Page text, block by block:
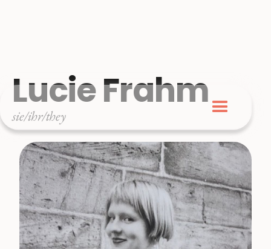
Lucie Frahm
sie/ihr/they